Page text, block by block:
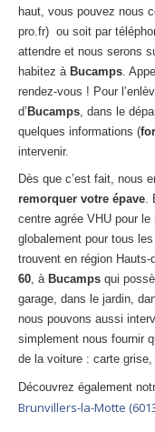
haut, vous pouvez nous
pro.fr) ou soit par
attendre et nous serons
habitez à Bucamps.
rendez-vous ! Pour
d’ Bucamps, dans le
quelques informations (
intervenir.
Dès que c’est fait, nous
remorquer votre épave.
centre agrée VHU pour le
globalement pour tous
trouvent en région Hauts-
60, à Bucamps qui
garage, dans le jardin,
nous pouvons aussi
simplement nous fournir
de la voiture : carte grise,
Découvrez également
Brunvillers-la-Motte